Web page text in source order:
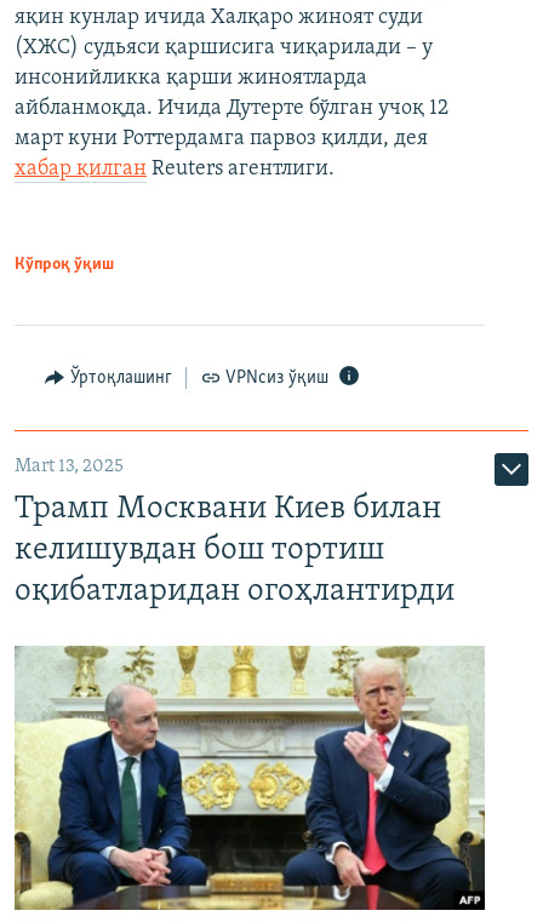
яқин кунлар ичида Халқаро жиноят суди
(ХЖС) судьяси қаршисига чиқарилади – у
инсонийликка қарши жиноятларда
айбланмоқда. Ичида Дутерте бўлган учоқ 12
март куни Роттердамга парвоз қилди, дея
хабар қилган Reuters агентлиги.
Кўпроқ ўқиш
Ўртоқлашинг VPNсиз ўқиш
Mart 13, 2025
Трамп Москвани Киев билан
келишувдан бош тортиш
оқибатларидан огоҳлантирди